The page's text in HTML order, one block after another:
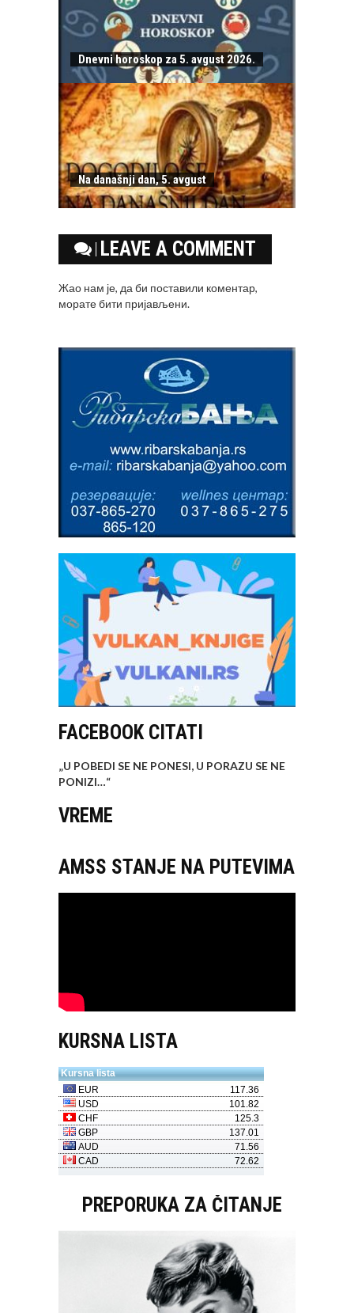
Dnevni horoskop za 5. avgust 2026.
Na današnji dan, 5. avgust
LEAVE A COMMENT
Жао нам је, да би поставили коментар,
моратебити пријављени.
FACEBOOK CITATI
„U POBEDI SE NE PONESI, U PORAZU SE NE
PONIZI…“
VREME
AMSS STANJE NA PUTEVIMA
KURSNA LISTA
PREPORUKA ZA ČITANJE